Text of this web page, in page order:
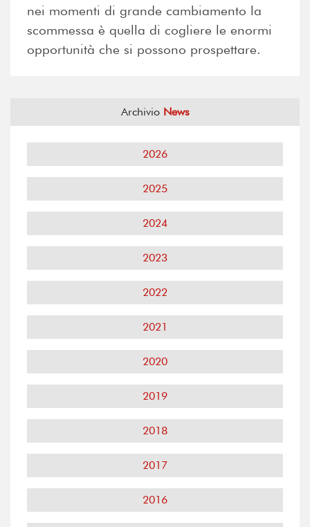
nei momenti di grande cambiamento la
scommessa è quella di cogliere le enormi
opportunità che si possono prospettare.
Archivio News
2026
2025
2024
2023
2022
2021
2020
2019
2018
2017
2016